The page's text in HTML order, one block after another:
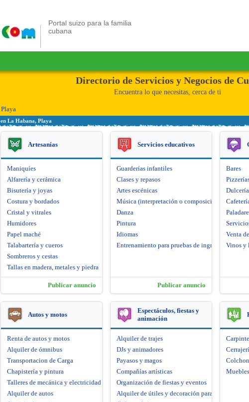
Portal suizo para la familia
cubana
Directorio de Servicios y Negocios de
Encuentra lo que necesitas, cerca de ti
Playa
en La Habana, Playa
Artesanías
Maniquíes
Alfarería y cerámica
Bisutería y joyas
Costura y bordados
Cristal y vitrales
Humidores
Papel maché
Talabartería y cueros
Sombreros y cestas
Tallas en madera, metales y piedra
Publicar anuncio
Servicios educativos
Guarderías infantiles
Clases y repasos
Artes escénicas
Música (interpretación o composición)
Danza
Pintura
Idiomas
Entrenamiento para pruebas de ingreso
Publicar anuncio
Bares
Venta
Vinos y
Autos y motos
Renta de autos y motos
Alquiler de ómnibus
Transportacion de Carga
Chapistería y pintura
Talleres de mecánica y electricidad
Alquiler de autos
Espectáculos, fiestas y
animación
Alquiler de trajes
DJs y animadores
Payasos y magos
Compañías artísticas
Organización de fiestas y eventos
Alquiler de útiles y decoración para fiestas
Muebles